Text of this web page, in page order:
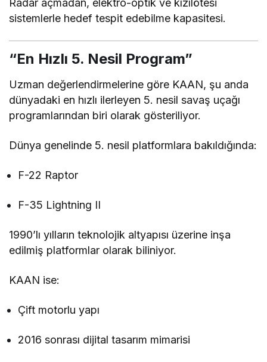
Radar açmadan, elektro-optik ve kızılötesi
sistemlerle hedef tespit edebilme kapasitesi.
“En Hızlı 5. Nesil Program”
Uzman değerlendirmelerine göre KAAN, şu anda
dünyadaki en hızlı ilerleyen 5. nesil savaş uçağı
programlarından biri olarak gösteriliyor.
Dünya genelinde 5. nesil platformlara bakıldığında:
F-22 Raptor
F-35 Lightning II
1990’lı yılların teknolojik altyapısı üzerine inşa
edilmiş platformlar olarak biliniyor.
KAAN ise:
Çift motorlu yapı
2016 sonrası dijital tasarım mimarisi